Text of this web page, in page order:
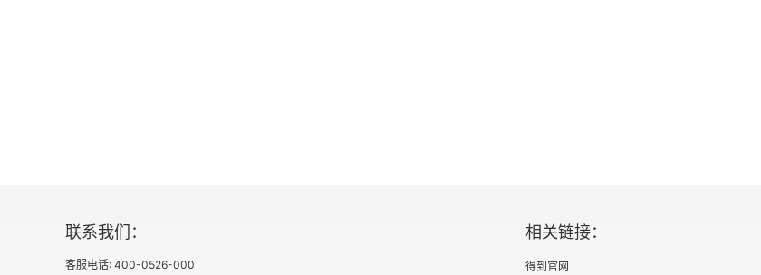
28
联系我们：
客服电话: 400-0526-000
相关链接：
得到官网